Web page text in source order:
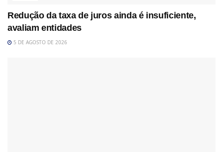
Redução da taxa de juros ainda é insuficiente,
avaliam entidades
5 DE AGOSTO DE 2026